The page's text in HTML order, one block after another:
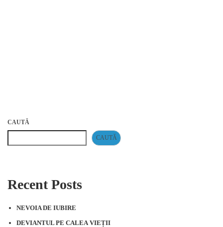
CAUTĂ
CAUTĂ
Recent Posts
NEVOIA DE IUBIRE
DEVIANTUL PE CALEA VIEȚII